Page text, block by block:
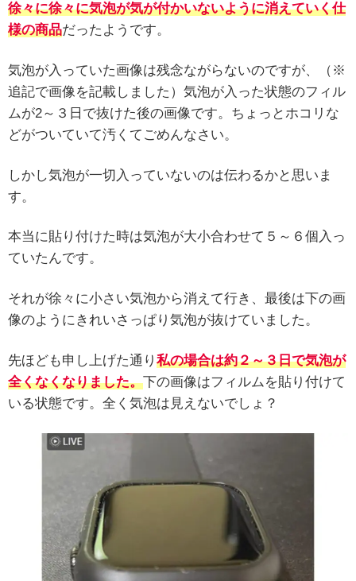
徐々に徐々に気泡が気が付かいないように消えていく仕
様の商品だったようです。
気泡が入っていた画像は残念ながらないのですが、（※
追記で画像を記載しました）気泡が入った状態のフィル
ムが2～３日で抜けた後の画像です。ちょっとホコリな
どがついていて汚くてごめんなさい。
しかし気泡が一切入っていないのは伝わるかと思いま
す。
本当に貼り付けた時は気泡が大小合わせて５～６個入っ
ていたんです。
それが徐々に小さい気泡から消えて行き、最後は下の画
像のようにきれいさっぱり気泡が抜けていました。
先ほども申し上げた通り 私の場合は約２～３日で気泡が
全くなくなりました。下の画像はフィルムを貼り付けて
いる状態です。全く気泡は見えないでしょ？